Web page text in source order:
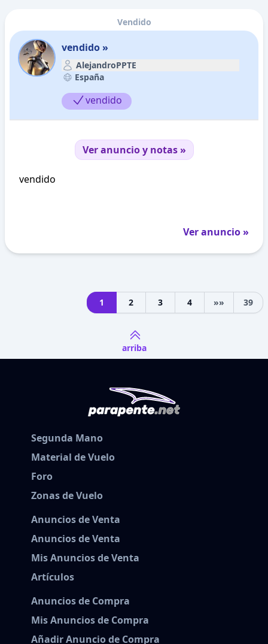
Vendido
vendido »
AlejandroPPTE
España
vendido
Ver anuncio y notas »
vendido
Ver anuncio »
1 2 3 4 Next
»» 39
arriba
Segunda Mano
Material de Vuelo
Foro
Zonas de Vuelo
Anuncios de Venta
Anuncios de Venta
Mis Anuncios de Venta
Artículos
Anuncios de Compra
Mis Anuncios de Compra
Añadir Anuncio de Compra